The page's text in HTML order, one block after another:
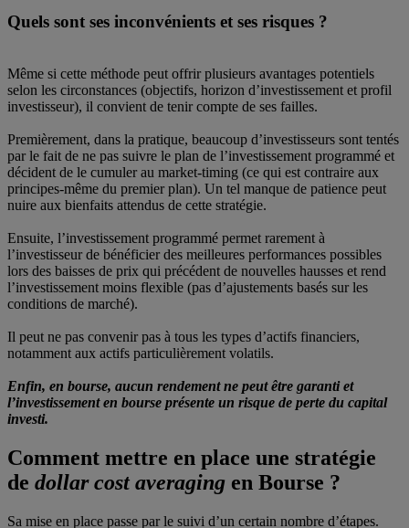
Quels sont ses inconvénients et ses risques ?
Même si cette méthode peut offrir plusieurs avantages potentiels
selon les circonstances (objectifs, horizon d’investissement et profil
investisseur), il convient de tenir compte de ses failles.
Premièrement, dans la pratique, beaucoup d’investisseurs sont tentés
par le fait de ne pas suivre le plan de l’investissement programmé et
décident de le cumuler au market-timing (ce qui est contraire aux
principes-même du premier plan). Un tel manque de patience peut
nuire aux bienfaits attendus de cette stratégie.
Ensuite, l’investissement programmé permet rarement à
l’investisseur de bénéficier des meilleures performances possibles
lors des baisses de prix qui précédent de nouvelles hausses et rend
l’investissement moins flexible (pas d’ajustements basés sur les
conditions de marché).
Il peut ne pas convenir pas à tous les types d’actifs financiers,
notamment aux actifs particulièrement volatils.
Enfin, en bourse, aucun rendement ne peut être garanti et
l’investissement en bourse présente un risque de perte du capital
investi.
Comment mettre en place une stratégie
de dollar cost averaging en Bourse ?
Sa mise en place passe par le suivi d’un certain nombre d’étapes.